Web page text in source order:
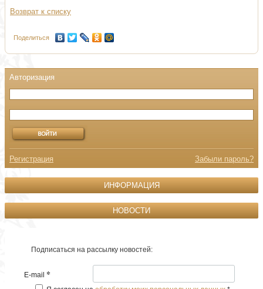
Возврат к списку
Поделиться
Регистрация Забыли пароль?
ИНФОРМАЦИЯ
НОВОСТИ
Подписаться на рассылку новостей:
E-mail *